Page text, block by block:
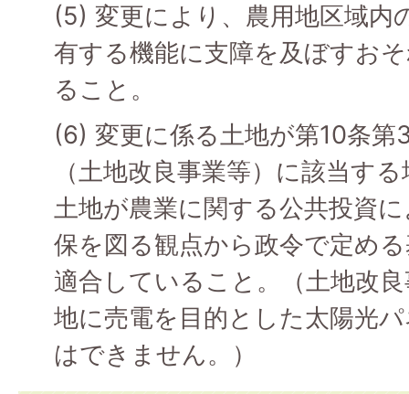
(5) 変更により、農用地区域内
有する機能に支障を及ぼすお
ること。
(6) 変更に係る土地が第10条第
（土地改良事業等）に該当す
土地が農業に関する公共投資
保を図る観点から政令で定め
適合していること。（土地改
地に売電を目的とした太陽光
はできません。）